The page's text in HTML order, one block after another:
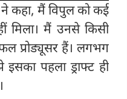
ने कहा, मैं विपुल को कई
मिला। मैं उनसे किसी
प्रोड्यूसर हैं। लगभग
पहला ड्राफ्ट ही